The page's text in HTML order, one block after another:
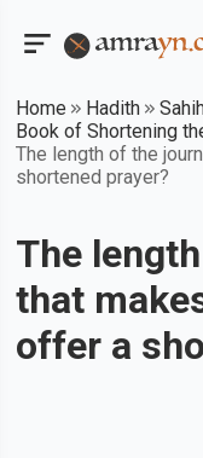
Home Hadith
Book of Shortening
The length of the
shortened prayer?
The
that
offer a